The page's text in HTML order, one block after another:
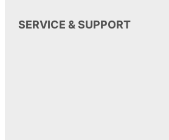
SERVICE & SUPPORT